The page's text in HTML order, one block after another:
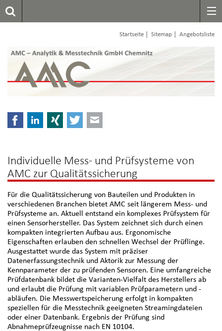
Startseite Sitemap Angebotsliste
FacebookLinkedInXing Twitter
Individuelle Mess- und Prüfsysteme von
AMC zur Qualitätssicherung
Für die Qualitätssicherung von Bauteilen und Produkten in
verschiedenen Branchen bietet AMC seit längerem Mess- und
Prüfsysteme an. Aktuell entstand ein komplexes Prüfsystem für
einen Sensorhersteller. Das System zeichnet sich durch einen
kompakten integrierten Aufbau aus. Ergonomische
Eigenschaften erlauben den schnellen Wechsel der Prüflinge.
Ausgestattet wurde das System mit präziser
Datenerfassungstechnik und Aktorik zur Messung der
Kennparameter der zu prüfenden Sensoren. Eine umfangreiche
Prüfdatenbank bildet die Varianten-Vielfalt des Herstellers ab
und erlaubt die Prüfung mit variablen Prüfparametern und -
abläufen. Die Messwertspeicherung erfolgt in kompakten
speziellen für die Messtechnik geeigneten Streamingdateien
oder einer Datenbank. Ergebnis der Prüfung sind
Abnahmeprüfzeugnisse nach EN 10104.